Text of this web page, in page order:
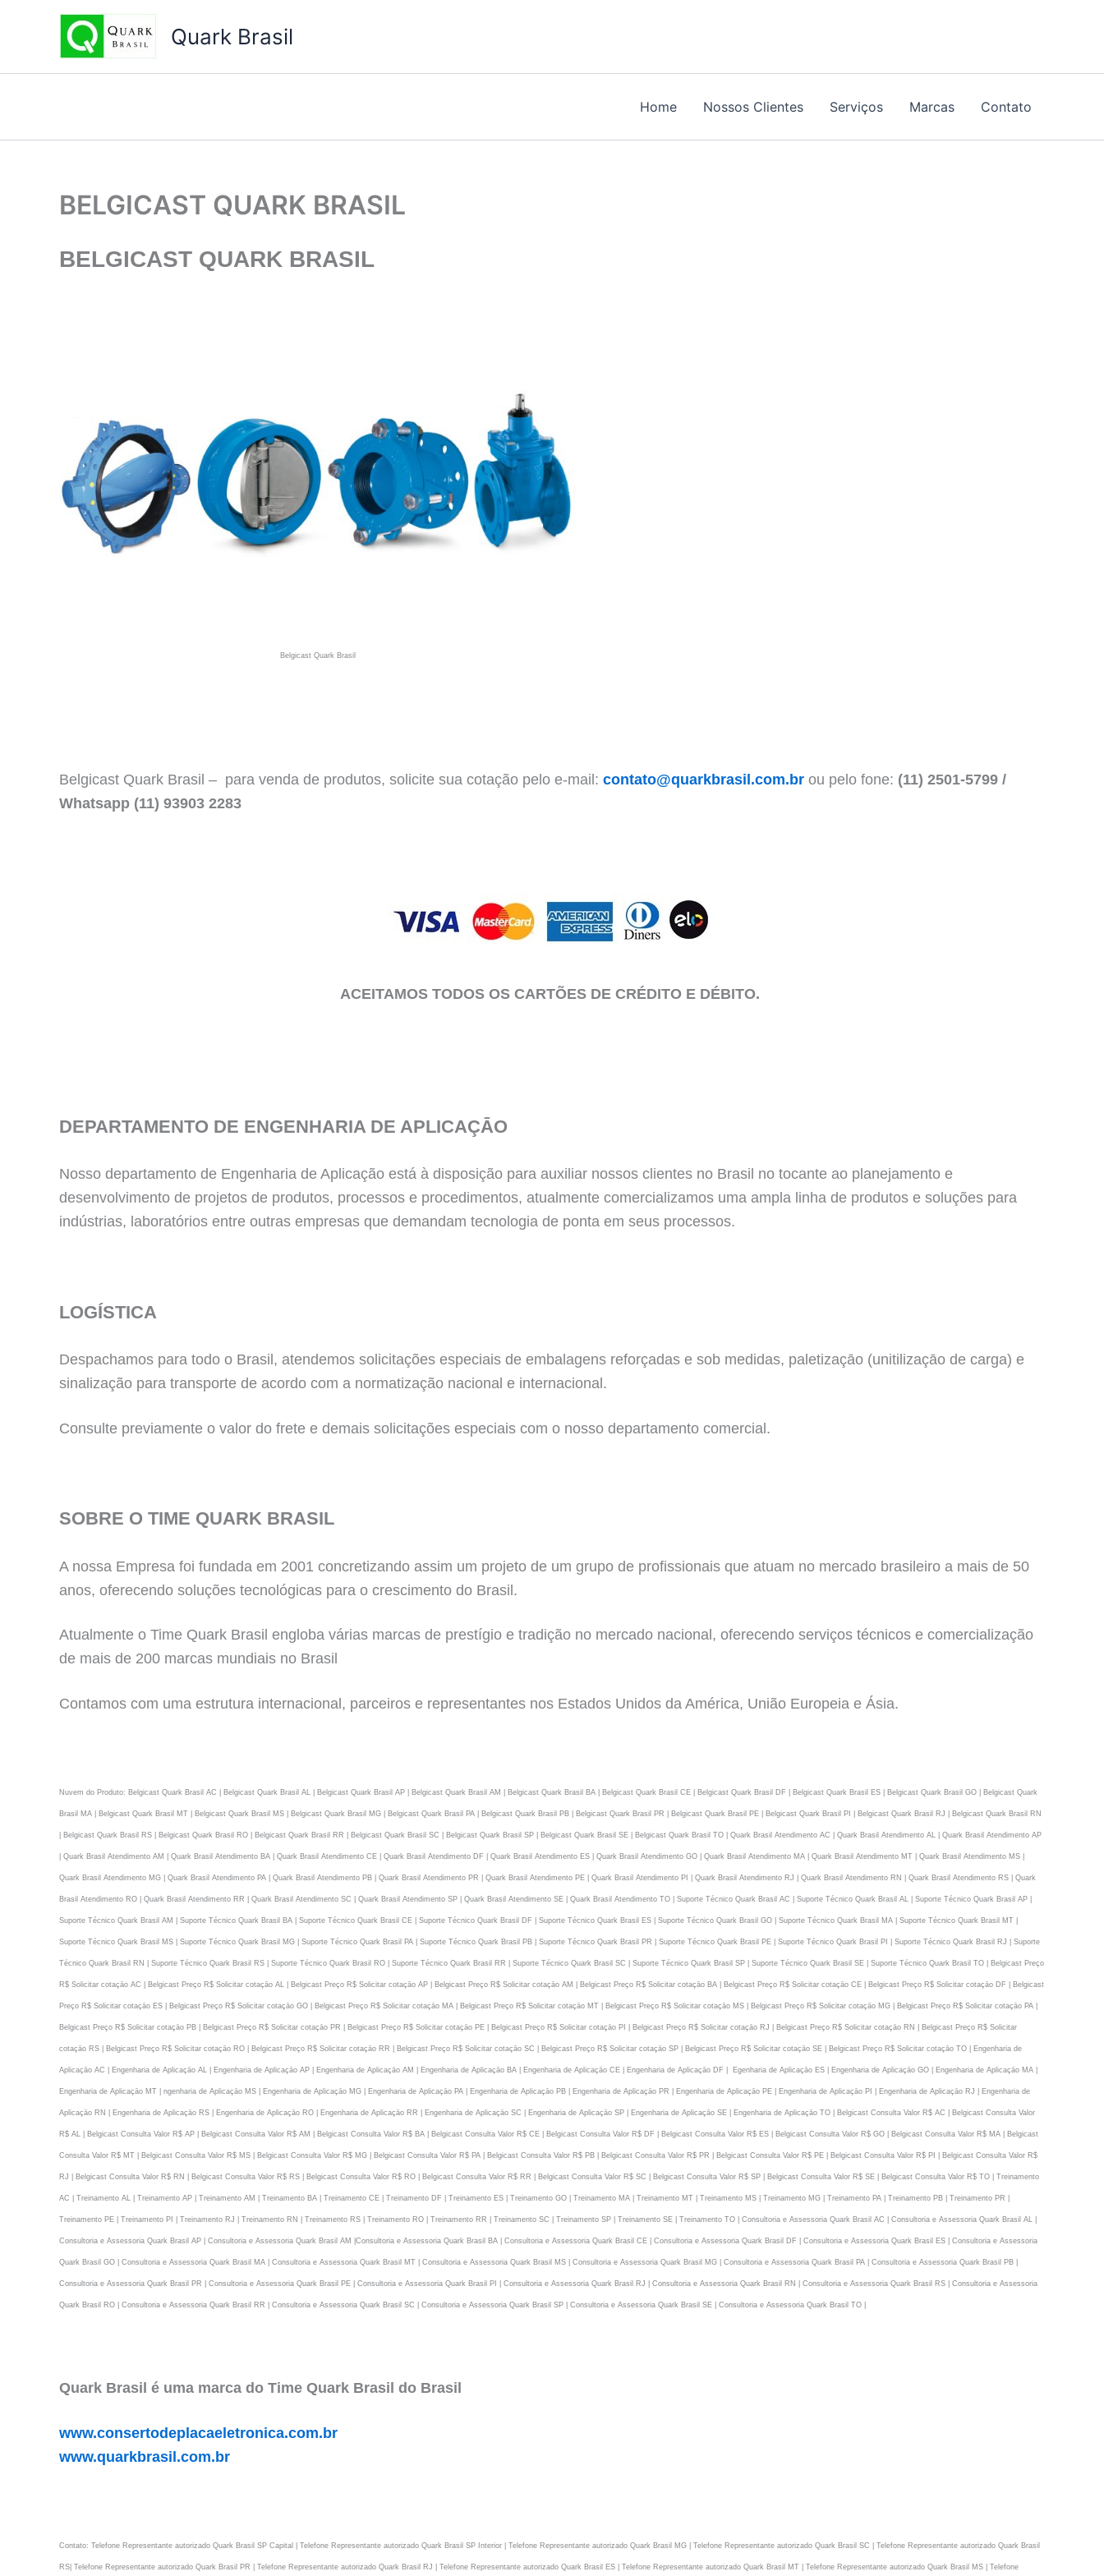
conteúdo
Quark Brasil
Home Nossos Clientes Serviços Marcas Contato
BELGICAST QUARK BRASIL
BELGICAST QUARK BRASIL
Belgicast Quark Brasil
Belgicast Quark Brasil – para venda de produtos, solicite sua cotação pelo e-mail: contato@quarkbrasil.com.br ou pelo fone: (11) 2501-5799 /
Whatsapp (11) 93903 2283
ACEITAMOS TODOS OS CARTÕES DE CRÉDITO E DÉBITO.
DEPARTAMENTO DE ENGENHARIA DE APLICAÇĀO
Nosso departamento de Engenharia de Aplicação está à disposição para auxiliar nossos clientes no Brasil no tocante ao planejamento e
desenvolvimento de projetos de produtos, processos e procedimentos, atualmente comercializamos uma ampla linha de produtos e soluções para
indústrias, laboratórios entre outras empresas que demandam tecnologia de ponta em seus processos.
LOGÍSTICA
Despachamos para todo o Brasil, atendemos solicitações especiais de embalagens reforçadas e sob medidas, paletizaçāo (unitilizaçāo de carga) e
sinalização para transporte de acordo com a normatização nacional e internacional.
Consulte previamente o valor do frete e demais solicitações especiais com o nosso departamento comercial.
SOBRE O TIME QUARK BRASIL
A nossa Empresa foi fundada em 2001 concretizando assim um projeto de um grupo de profissionais que atuam no mercado brasileiro a mais de 50
anos, oferecendo soluções tecnológicas para o crescimento do Brasil.
Atualmente o Time Quark Brasil engloba várias marcas de prestígio e tradição no mercado nacional, oferecendo serviços técnicos e comercialização
de mais de 200 marcas mundiais no Brasil
Contamos com uma estrutura internacional, parceiros e representantes nos Estados Unidos da América, União Europeia e Ásia.
Nuvem do Produto: Belgicast Quark Brasil AC | Belgicast Quark Brasil AL | Belgicast Quark Brasil AP | Belgicast Quark Brasil AM | Belgicast Quark Brasil BA | Belgicast Quark Brasil CE | Belgicast Quark Brasil DF | Belgicast Quark Brasil ES | Belgicast Quark Brasil GO | Belgicast Quark
Brasil MA | Belgicast Quark Brasil MT | Belgicast Quark Brasil MS | Belgicast Quark Brasil MG | Belgicast Quark Brasil PA | Belgicast Quark Brasil PB | Belgicast Quark Brasil PR | Belgicast Quark Brasil PE | Belgicast Quark Brasil PI | Belgicast Quark Brasil RJ | Belgicast Quark Brasil RN
| Belgicast Quark Brasil RS | Belgicast Quark Brasil RO | Belgicast Quark Brasil RR | Belgicast Quark Brasil SC | Belgicast Quark Brasil SP | Belgicast Quark Brasil SE | Belgicast Quark Brasil TO | Quark Brasil Atendimento AC | Quark Brasil Atendimento AL | Quark Brasil Atendimento AP
| Quark Brasil Atendimento AM | Quark Brasil Atendimento BA | Quark Brasil Atendimento CE | Quark Brasil Atendimento DF | Quark Brasil Atendimento ES | Quark Brasil Atendimento GO | Quark Brasil Atendimento MA | Quark Brasil Atendimento MT | Quark Brasil Atendimento MS |
Quark Brasil Atendimento MG | Quark Brasil Atendimento PA | Quark Brasil Atendimento PB | Quark Brasil Atendimento PR | Quark Brasil Atendimento PE | Quark Brasil Atendimento PI | Quark Brasil Atendimento RJ | Quark Brasil Atendimento RN | Quark Brasil Atendimento RS | Quark
Brasil Atendimento RO | Quark Brasil Atendimento RR | Quark Brasil Atendimento SC | Quark Brasil Atendimento SP | Quark Brasil Atendimento SE | Quark Brasil Atendimento TO | Suporte Técnico Quark Brasil AC | Suporte Técnico Quark Brasil AL | Suporte Técnico Quark Brasil AP |
Suporte Técnico Quark Brasil AM | Suporte Técnico Quark Brasil BA | Suporte Técnico Quark Brasil CE | Suporte Técnico Quark Brasil DF | Suporte Técnico Quark Brasil ES | Suporte Técnico Quark Brasil GO | Suporte Técnico Quark Brasil MA | Suporte Técnico Quark Brasil MT |
Suporte Técnico Quark Brasil MS | Suporte Técnico Quark Brasil MG | Suporte Técnico Quark Brasil PA | Suporte Técnico Quark Brasil PB | Suporte Técnico Quark Brasil PR | Suporte Técnico Quark Brasil PE | Suporte Técnico Quark Brasil PI | Suporte Técnico Quark Brasil RJ | Suporte
Técnico Quark Brasil RN | Suporte Técnico Quark Brasil RS | Suporte Técnico Quark Brasil RO | Suporte Técnico Quark Brasil RR | Suporte Técnico Quark Brasil SC | Suporte Técnico Quark Brasil SP | Suporte Técnico Quark Brasil SE | Suporte Técnico Quark Brasil TO | Belgicast Preço
R$ Solicitar cotaçāo AC | Belgicast Preço R$ Solicitar cotaçāo AL | Belgicast Preço R$ Solicitar cotaçāo AP | Belgicast Preço R$ Solicitar cotaçāo AM | Belgicast Preço R$ Solicitar cotaçāo BA | Belgicast Preço R$ Solicitar cotaçāo CE | Belgicast Preço R$ Solicitar cotaçāo DF | Belgicast
Preço R$ Solicitar cotaçāo ES | Belgicast Preço R$ Solicitar cotaçāo GO | Belgicast Preço R$ Solicitar cotaçāo MA | Belgicast Preço R$ Solicitar cotaçāo MT | Belgicast Preço R$ Solicitar cotaçāo MS | Belgicast Preço R$ Solicitar cotaçāo MG | Belgicast Preço R$ Solicitar cotaçāo PA |
Belgicast Preço R$ Solicitar cotaçāo PB | Belgicast Preço R$ Solicitar cotaçāo PR | Belgicast Preço R$ Solicitar cotaçāo PE | Belgicast Preço R$ Solicitar cotaçāo PI | Belgicast Preço R$ Solicitar cotaçāo RJ | Belgicast Preço R$ Solicitar cotaçāo RN | Belgicast Preço R$ Solicitar
cotaçāo RS | Belgicast Preço R$ Solicitar cotaçāo RO | Belgicast Preço R$ Solicitar cotaçāo RR | Belgicast Preço R$ Solicitar cotaçāo SC | Belgicast Preço R$ Solicitar cotaçāo SP | Belgicast Preço R$ Solicitar cotaçāo SE | Belgicast Preço R$ Solicitar cotaçāo TO | Engenharia de
Aplicaçāo AC | Engenharia de Aplicaçāo AL | Engenharia de Aplicaçāo AP | Engenharia de Aplicaçāo AM | Engenharia de Aplicaçāo BA | Engenharia de Aplicaçāo CE | Engenharia de Aplicaçāo DF | Egenharia de Aplicaçāo ES | Engenharia de Aplicaçāo GO | Engenharia de Aplicaçāo MA |
Engenharia de Aplicaçāo MT | ngenharia de Aplicaçāo MS | Engenharia de Aplicaçāo MG | Engenharia de Aplicaçāo PA | Engenharia de Aplicaçāo PB | Engenharia de Aplicaçāo PR | Engenharia de Aplicaçāo PE | Engenharia de Aplicaçāo PI | Engenharia de Aplicaçāo RJ | Engenharia de
Aplicaçāo RN | Engenharia de Aplicaçāo RS | Engenharia de Aplicaçāo RO | Engenharia de Aplicaçāo RR | Engenharia de Aplicaçāo SC | Engenharia de Aplicaçāo SP | Engenharia de Aplicaçāo SE | Engenharia de Aplicaçāo TO | Belgicast Consulta Valor R$ AC | Belgicast Consulta Valor
R$ AL | Belgicast Consulta Valor R$ AP | Belgicast Consulta Valor R$ AM | Belgicast Consulta Valor R$ BA | Belgicast Consulta Valor R$ CE | Belgicast Consulta Valor R$ DF | Belgicast Consulta Valor R$ ES | Belgicast Consulta Valor R$ GO | Belgicast Consulta Valor R$ MA | Belgicast
Consulta Valor R$ MT | Belgicast Consulta Valor R$ MS | Belgicast Consulta Valor R$ MG | Belgicast Consulta Valor R$ PA | Belgicast Consulta Valor R$ PB | Belgicast Consulta Valor R$ PR | Belgicast Consulta Valor R$ PE | Belgicast Consulta Valor R$ PI | Belgicast Consulta Valor R$
RJ | Belgicast Consulta Valor R$ RN | Belgicast Consulta Valor R$ RS | Belgicast Consulta Valor R$ RO | Belgicast Consulta Valor R$ RR | Belgicast Consulta Valor R$ SC | Belgicast Consulta Valor R$ SP | Belgicast Consulta Valor R$ SE | Belgicast Consulta Valor R$ TO | Treinamento
AC | Treinamento AL | Treinamento AP | Treinamento AM | Treinamento BA | Treinamento CE | Treinamento DF | Treinamento ES | Treinamento GO | Treinamento MA | Treinamento MT | Treinamento MS | Treinamento MG | Treinamento PA | Treinamento PB | Treinamento PR |
Treinamento PE | Treinamento PI | Treinamento RJ | Treinamento RN | Treinamento RS | Treinamento RO | Treinamento RR | Treinamento SC | Treinamento SP | Treinamento SE | Treinamento TO | Consultoria e Assessoria Quark Brasil AC | Consultoria e Assessoria Quark Brasil AL |
Consultoria e Assessoria Quark Brasil AP | Consultoria e Assessoria Quark Brasil AM |Consultoria e Assessoria Quark Brasil BA | Consultoria e Assessoria Quark Brasil CE | Consultoria e Assessoria Quark Brasil DF | Consultoria e Assessoria Quark Brasil ES | Consultoria e Assessoria
Quark Brasil GO | Consultoria e Assessoria Quark Brasil MA | Consultoria e Assessoria Quark Brasil MT | Consultoria e Assessoria Quark Brasil MS | Consultoria e Assessoria Quark Brasil MG | Consultoria e Assessoria Quark Brasil PA | Consultoria e Assessoria Quark Brasil PB |
Consultoria e Assessoria Quark Brasil PR | Consultoria e Assessoria Quark Brasil PE | Consultoria e Assessoria Quark Brasil PI | Consultoria e Assessoria Quark Brasil RJ | Consultoria e Assessoria Quark Brasil RN | Consultoria e Assessoria Quark Brasil RS | Consultoria e Assessoria
Quark Brasil RO | Consultoria e Assessoria Quark Brasil RR | Consultoria e Assessoria Quark Brasil SC | Consultoria e Assessoria Quark Brasil SP | Consultoria e Assessoria Quark Brasil SE | Consultoria e Assessoria Quark Brasil TO |
Quark Brasil é uma marca do Time Quark Brasil do Brasil
www.consertodeplacaeletronica.com.br
www.quarkbrasil.com.br
Contato: Telefone Representante autorizado Quark Brasil SP Capital | Telefone Representante autorizado Quark Brasil SP Interior | Telefone Representante autorizado Quark Brasil MG | Telefone Representante autorizado Quark Brasil SC | Telefone Representante autorizado Quark Brasil
RS| Telefone Representante autorizado Quark Brasil PR | Telefone Representante autorizado Quark Brasil RJ | Telefone Representante autorizado Quark Brasil ES | Telefone Representante autorizado Quark Brasil MT | Telefone Representante autorizado Quark Brasil MS | Telefone